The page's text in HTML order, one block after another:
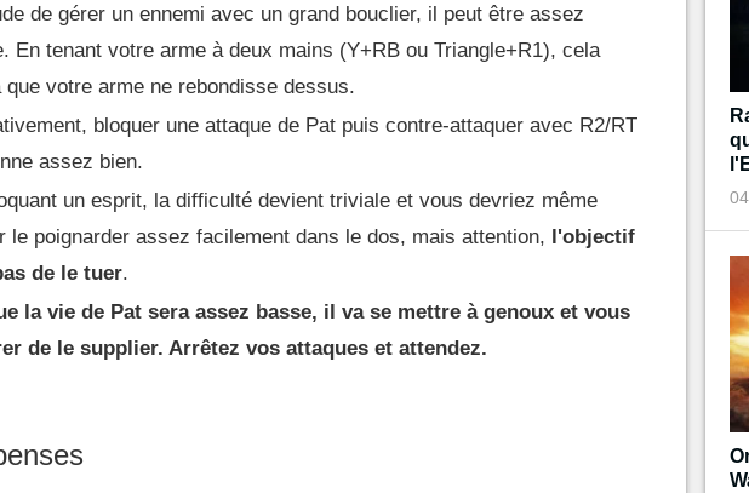
de gérer un ennemi avec un grand bouclier, il peut être assez
En tenant votre arme à deux mains (Y+RB ou Triangle+R1), cela
que votre arme ne rebondisse dessus.
bloquer une attaque de Pat puis contre-attaquer avec R2/RT
assez bien.
un esprit, la difficulté devient triviale et vous devriez même
le poignarder assez facilement dans le dos, mais attention, l'objectif
de le tuer.
la vie de Pat sera assez basse, il va se mettre à genoux et vous
de le supplier. Arrêtez vos attaques et attendez.